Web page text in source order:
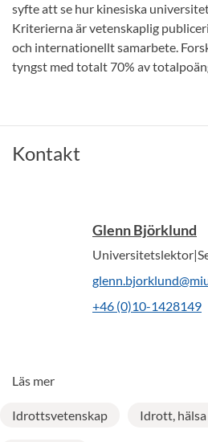
syfte att se hur kinesiska
Kriterierna är vetenskaplig
och internationellt samarbete.
tyngst med totalt 70% av
Kontakt
Glenn Björklund
+46 (0)10-1428149
Läs mer
Idrottsvetenskap Idrott,